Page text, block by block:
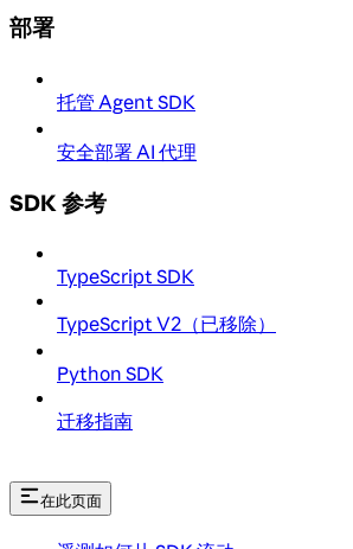
部署
托管 Agent SDK
安全部署 AI 代理
SDK 参考
TypeScript SDK
TypeScript V2（已移除）
Python SDK
迁移指南
在此页面